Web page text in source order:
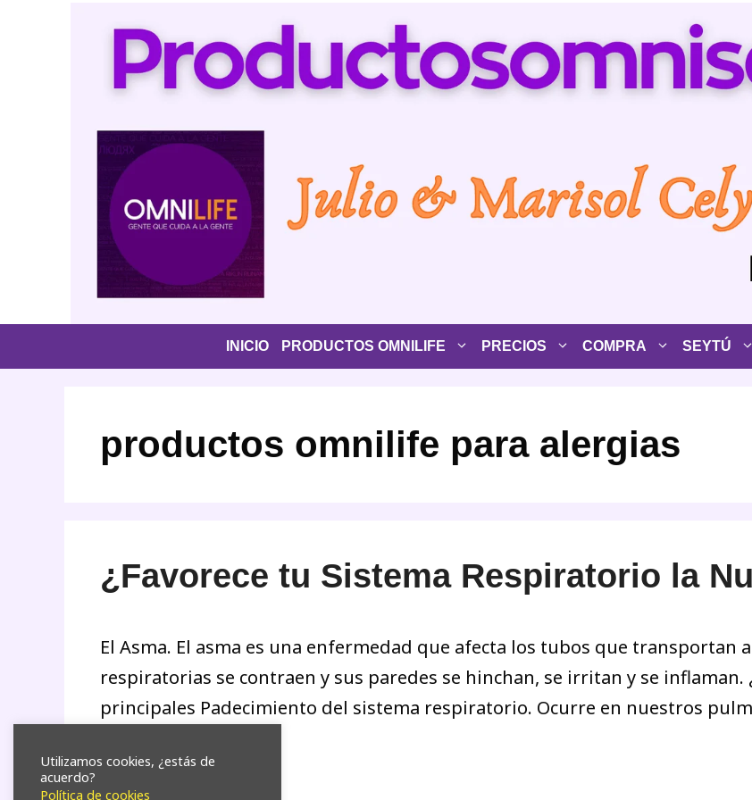
INICIO PRODUCTOS OMNILIFE PRECIOS COMPRA SEYTÚ
productos omnilife para alergias
¿Favorece tu Sistema Respiratorio la
El Asma. El asma es una enfermedad que afecta los tubos que transportan
respiratorias se contraen y sus paredes se hinchan, se irritan y se inflaman.
principales Padecimiento del sistema respiratorio. Ocurre en nuestros
Leer más
Utilizamos cookies, ¿estás de
acuerdo?
Política de cookies